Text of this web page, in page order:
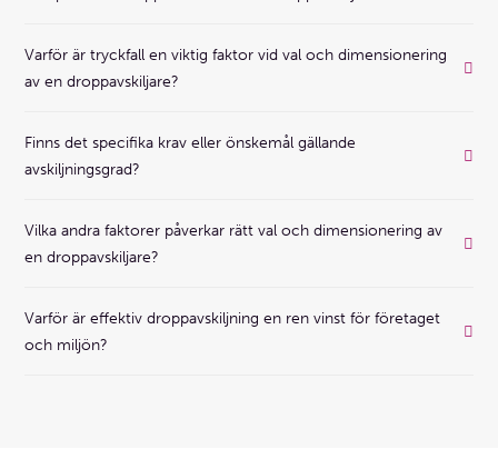
Varför är tryckfall en viktig faktor vid val och dimensionering
av en droppavskiljare?
Finns det specifika krav eller önskemål gällande
avskiljningsgrad?
Vilka andra faktorer påverkar rätt val och dimensionering av
en droppavskiljare?
Varför är effektiv droppavskiljning en ren vinst för företaget
och miljön?